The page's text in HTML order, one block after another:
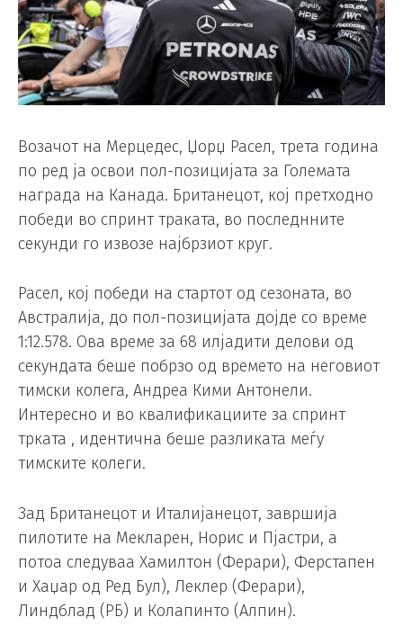
Возачот на Мерцедес, Џорџ Расел, трета година
по ред ја освои пол-позицијата за Големата
награда на Канада. Британецот, кој претходно
победи во спринт траката, во последнните
секунди го извозе најбрзиот круг.
Расел, кој победи на стартот од сезоната, во
Австралија, до пол-позицијата дојде со време
1:12.578. Ова време за 68 илјадити делови од
секундата беше побрзо од времето на неговиот
тимски колега, Андреа Кими Антонели.
Интересно и во квалификациите за спринт
трката , идентична беше разликата меѓу
тимските колеги.
Зад Британецот и Италијанецот, завршија
пилотите на Мекларен, Норис и Пјастри, а
потоа следуваа Хамилтон (Ферари), Ферстапен
и Хаџар од Ред Бул), Леклер (Ферари),
Линдблад (РБ) и Колапинто (Алпин).